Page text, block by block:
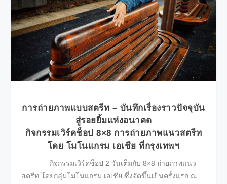
การถ่ายภาพแบบสตรีท – บันทึกเรื่องราวปัจจุบัน
สู่รอยยิ้มแห่งอนาคต
กิจกรรมเวิร์คช็อป 8×8 การถ่ายภาพแนวสตรีท
โดย โมโนแกรม เอเชีย ที่กรุงเทพฯ
กิจกรรมเวิร์คช็อป 2 วันเต็มกับ 8×8 ถ่ายภาพแนว
สตรีท โดยกลุ่มโมโนแกรม เอเชีย ซึ่งจัดขึ้นเป็นครั้งแรก ณ